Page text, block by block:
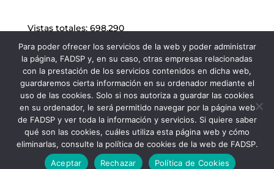
Vistas totales: 698.290
FADSP · 2023 |Aviso legal|Política de
Privacidad|Política de Cookies
Para poder ofrecer los servicios de la web y poder administrar
la página, FADSP y, en su caso, otras empresas relacionadas
con la prestación de los servicios contenidos en dicha web,
guardaremos cierta información en su ordenador mediante el
uso de las cookies. Solo si nos autoriza a guardar las cookies
en su ordenador, le será permitido navegar por la página web
de FADSP y ver toda la información y servicios. Si quiere saber
qué son las cookies, cuáles utiliza esta página web y cómo
eliminarlas, consulte la política de cookies de la web de FADSP.
Aceptar
Rechazar Política de Cookies